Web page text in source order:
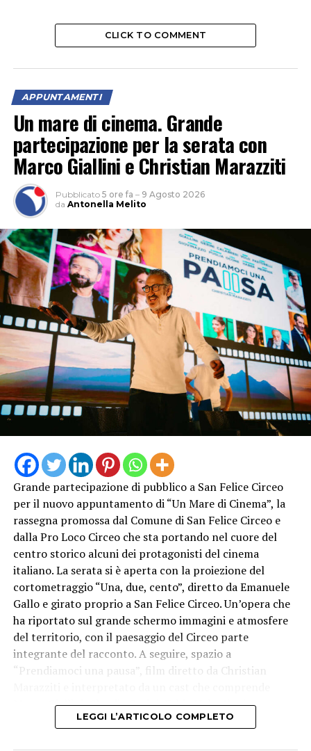
CLICK TO COMMENT
APPUNTAMENTI
Un mare di cinema. Grande
partecipazione per la serata con
Marco Giallini e Christian Marazziti
Pubblicato 5 ore fa – 9 Agosto 2026
da Antonella Melito
Grande partecipazione di pubblico a San Felice Circeo
per il nuovo appuntamento di “Un Mare di Cinema”, la
rassegna promossa dal Comune di San Felice Circeo e
dalla Pro Loco Circeo che sta portando nel cuore del
centro storico alcuni dei protagonisti del cinema
italiano. La serata si è aperta con la proiezione del
cortometraggio “Una, due, cento”, diretto da Emanuele
Gallo e girato proprio a San Felice Circeo. Un’opera che
ha riportato sul grande schermo immagini e atmosfere
del territorio, con il paesaggio del Circeo parte
integrante del racconto. A seguire, spazio a
“Prendiamoci una pausa”, film diretto da Christian
Marco Giallini, Claudia Gerini, Fabio Volo, Ilenia
Pastorelli e Paolo Calabresi.
LEGGI L’ARTICOLO COMPLETO